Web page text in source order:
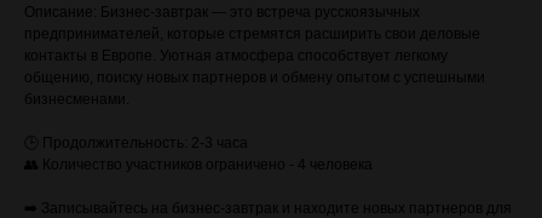
Описание: Бизнес-завтрак — это встреча русскоязычных
предпринимателей, которые стремятся расширить свои деловые
контакты в Европе. Уютная атмосфера способствует легкому
общению, поиску новых партнеров и обмену опытом с успешными
бизнесменами.
🕒 Продолжительность: 2-3 часа
👥 Количество участников ограничено - 4 человека
➡️ Записывайтесь на бизнес-завтрак и находите новых партнеров для